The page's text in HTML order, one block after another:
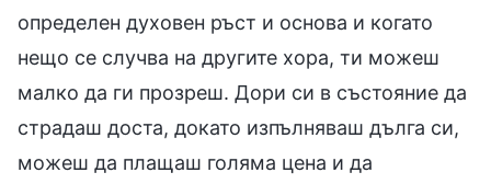
определен духовен ръст и основа и когато
нещо се случва на другите хора, ти можеш
малко да ги прозреш. Дори си в състояние да
страдаш доста, докато изпълняваш дълга си,
можеш да плащаш голяма цена и да